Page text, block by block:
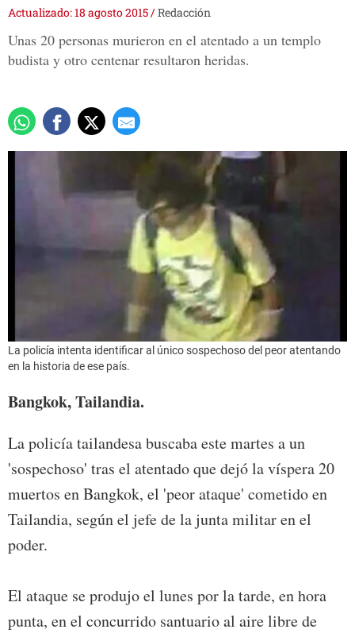
Actualizado: 18 agosto 2015/Redacción
Unas 20 personas murieron en el atentado a un templo
budista y otro centenar resultaron heridas.
La policía intenta identificar al único sospechoso del peor atentando
en la historia de ese país.
Bangkok, Tailandia.
La policía tailandesa buscaba este martes a un
'sospechoso' tras el atentado que dejó la víspera 20
muertos en Bangkok, el 'peor ataque' cometido en
Tailandia, según el jefe de la junta militar en el
poder.
El ataque se produjo el lunes por la tarde, en hora
punta, en el concurrido santuario al aire libre de